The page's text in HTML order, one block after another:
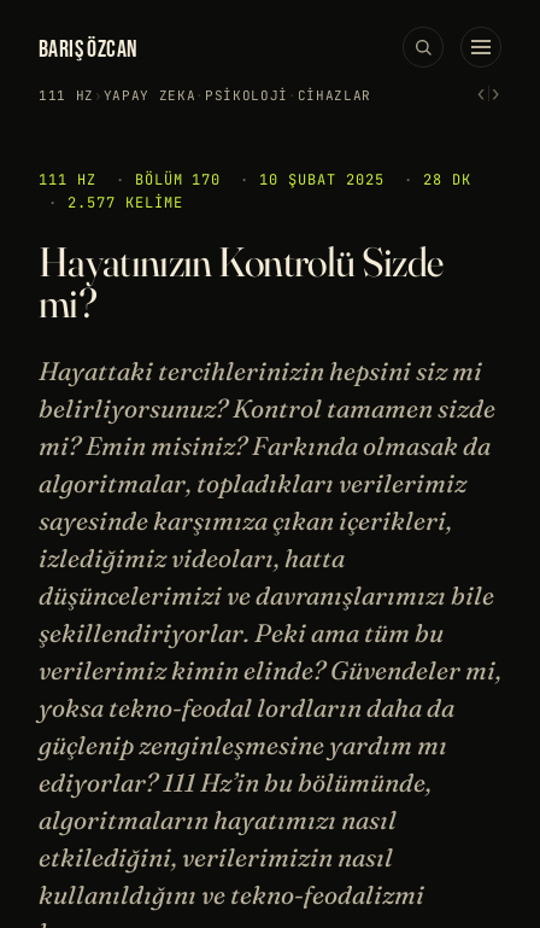
BARIŞ ÖZCAN
111 HZ › YAPAY ZEKA · PSIKOLOJI · CIHAZLAR ‹›
111 HZ · BÖLÜM 170 · 10 ŞUBAT 2025 ·
28 DK
·
2.577 KELIME
Hayatınızın Kontrolü Sizde
mi?
Hayattaki tercihlerinizin hepsini siz mi
belirliyorsunuz? Kontrol tamamen sizde
mi? Emin misiniz? Farkında olmasak da
algoritmalar, topladıkları verilerimiz
sayesinde karşımıza çıkan içerikleri,
izlediğimiz videoları, hatta
düşüncelerimizi ve davranışlarımızı bile
şekillendiriyorlar. Peki ama tüm bu
verilerimiz kimin elinde? Güvendeler mi,
yoksa tekno-feodal lordların daha da
güçlenip zenginleşmesine yardım mı
ediyorlar? 111 Hz’in bu bölümünde,
algoritmaların hayatımızı nasıl
etkilediğini, verilerimizin nasıl
kullanıldığını ve tekno-feodalizmi